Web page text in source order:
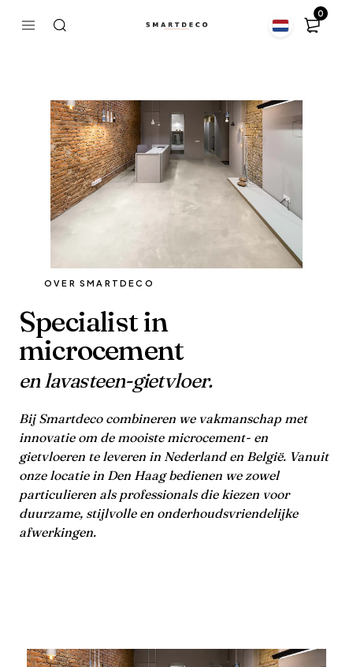
0
OVER SMARTDECO
Specialist in
microcement
en lavasteen-gietvloer.
Bij Smartdeco combineren we vakmanschap met
innovatie om de mooiste microcement- en
gietvloeren te leveren in Nederland en België. Vanuit
onze locatie in Den Haag bedienen we zowel
particulieren als professionals die kiezen voor
duurzame, stijlvolle en onderhoudsvriendelijke
afwerkingen.